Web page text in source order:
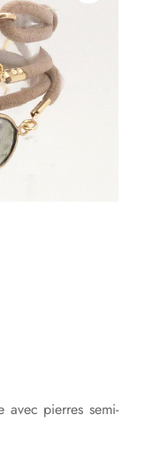
avec pierres semi-